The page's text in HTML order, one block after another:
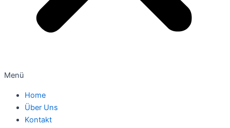
Menü
Home
Über Uns
Kontakt